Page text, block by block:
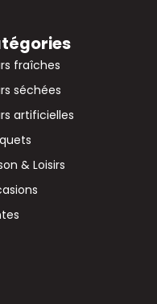
fraîches
séchées
artificielles
& Loisirs